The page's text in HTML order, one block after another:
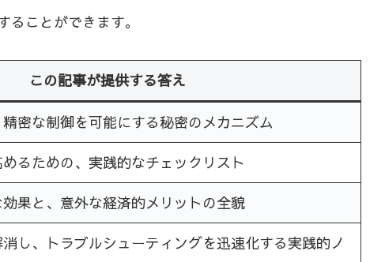
ことができます。
この記事が提供する答え
密な制御を可能にする秘密のメカニズム
るための、実践的なチェックリスト
果と、意外な経済的メリットの全貌
し、トラブルシューティングを迅速化する実践的ノ